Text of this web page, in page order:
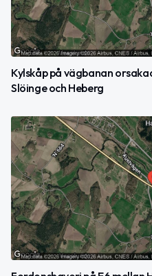
Kylskåp på vägbanan
Slöinge och Heberg